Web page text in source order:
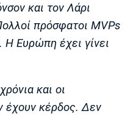
Άρσεναλ
Γιουβέντους
και τον Λάρι
πρόσφατοι MVPs
Η Ευρώπη έχει γίνει
και οι
έχουν κέρδος. Δεν